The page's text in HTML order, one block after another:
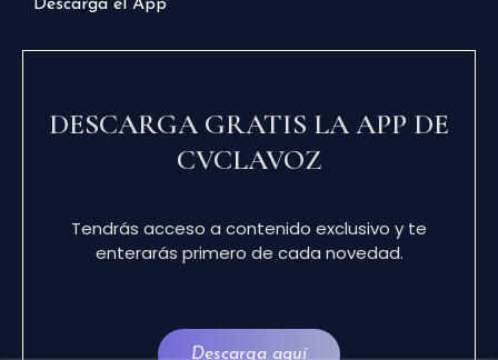
Descarga el App
DESCARGA GRATIS LA APP DE
CVCLAVOZ
Tendrás acceso a contenido exclusivo y te
enterarás primero de cada novedad.
Descarga aquí